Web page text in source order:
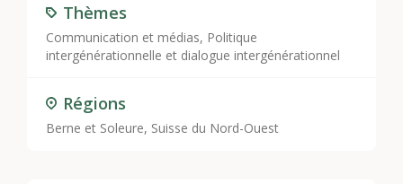
Thèmes
Communication et médias, Politique
intergénérationnelle et dialogue intergénérationnel
Régions
Berne et Soleure, Suisse du Nord-Ouest